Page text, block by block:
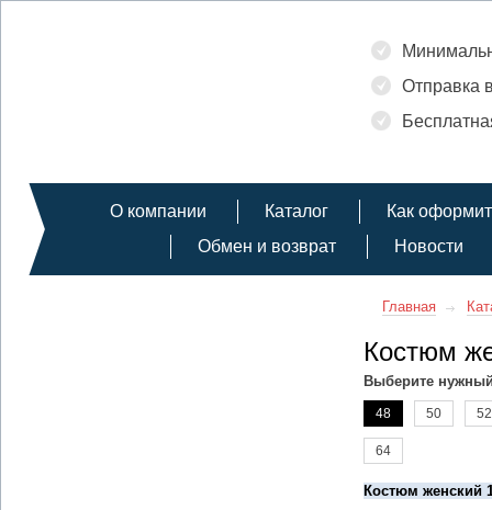
Отправка
О компании Каталог
Как
Обмен и возврат
Новости
Главная
Костюм
Выберите
48 50 52
64
Костюм женский